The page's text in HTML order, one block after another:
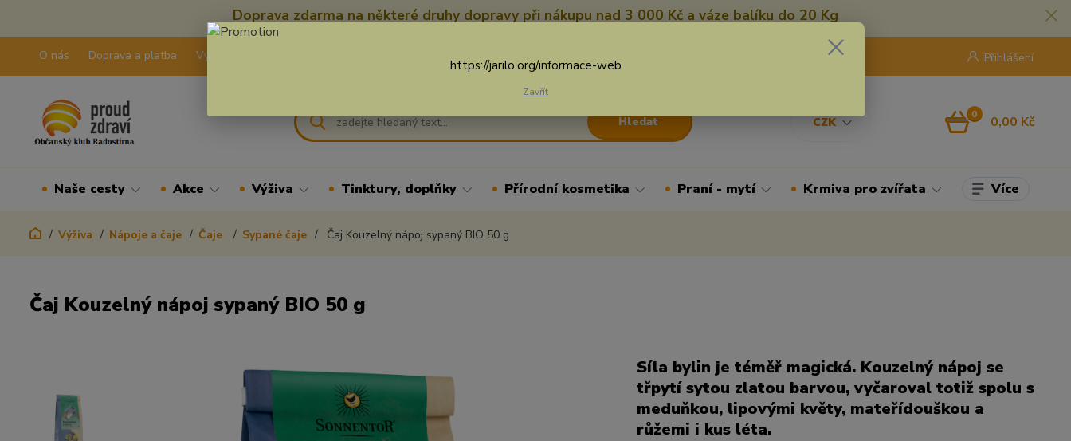
Doprava zdarma na některé druhy dopravy při nákupu nad 3 000 Kč a váze balíku do 20 Kg
O nás Doprava a platba Výdejní pravidla
CZK
Přihlášení
Hledat
8:00 - 16:30
0 0,00 Kč
Naše cesty Akce Výživa Tinktury, doplňky Přírodní kosmetika Praní - mytí Krmiva pro zvířata Více
Výživa Nápoje a čaje Čaje Sypané čaje Čaj Kouzelný nápoj sypaný BIO 50 g
Čaj Kouzelný nápoj sypaný BIO 50 g
Síla bylin je téměř magická. Kouzelný nápoj se
třpytí sytou zlatou barvou, vyčaroval totiž spolu s
meduňkou, lipovými květy, mateřídouškou a
růžemi i kus léta.
https://jarilo.org/informace-web
Zavřít